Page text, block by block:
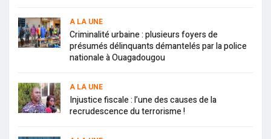
A LA UNE
Criminalité urbaine : plusieurs foyers de
présumés délinquants démantelés par la police
nationale à Ouagadougou
A LA UNE
Injustice fiscale : l’une des causes de la
recrudescence du terrorisme !